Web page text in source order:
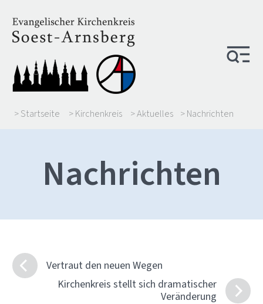
> Startseite > Kirchenkreis > Aktuelles > Nachrichten
Nachrichten
Vertraut den neuen Wegen
Kirchenkreis stellt sich dramatischer
Veränderung